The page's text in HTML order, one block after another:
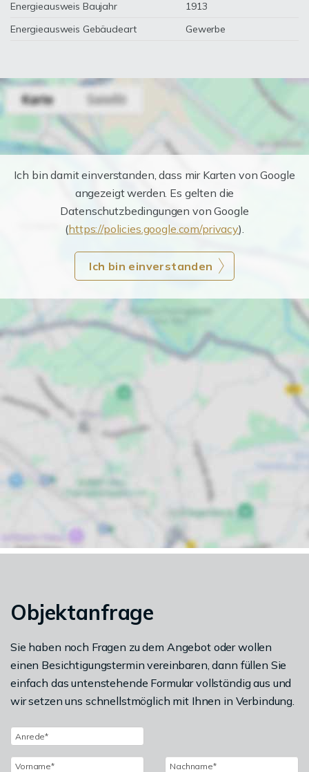
Energieausweis Baujahr
1913
Energieausweis Gebäudeart
Gewerbe
Ich bin damit einverstanden, dass mir Karten von Google
angezeigt werden. Es gelten die
Datenschutzbedingungen von Google
(https://policies.google.com/privacy).
Ich bin einverstanden
Objektanfrage
Sie haben noch Fragen zu dem Angebot oder wollen
einen Besichtigungstermin vereinbaren, dann füllen Sie
einfach das untenstehende Formular vollständig aus und
wir setzen uns schnellstmöglich mit Ihnen in Verbindung.